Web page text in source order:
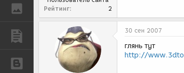
ГАЛЕРЕЯ
ПУБЛИКАЦИИ
Рейтинг
2
30 сен 2007
глянь тут
http://